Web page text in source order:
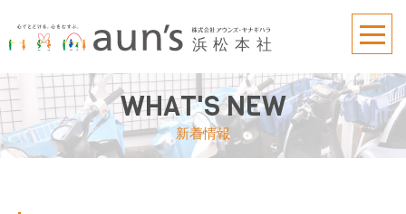
WHAT'S NEW
新着情報